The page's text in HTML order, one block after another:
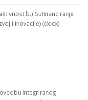
b.) Sufinanciranje
i inovacije) (docx)
Integriranog